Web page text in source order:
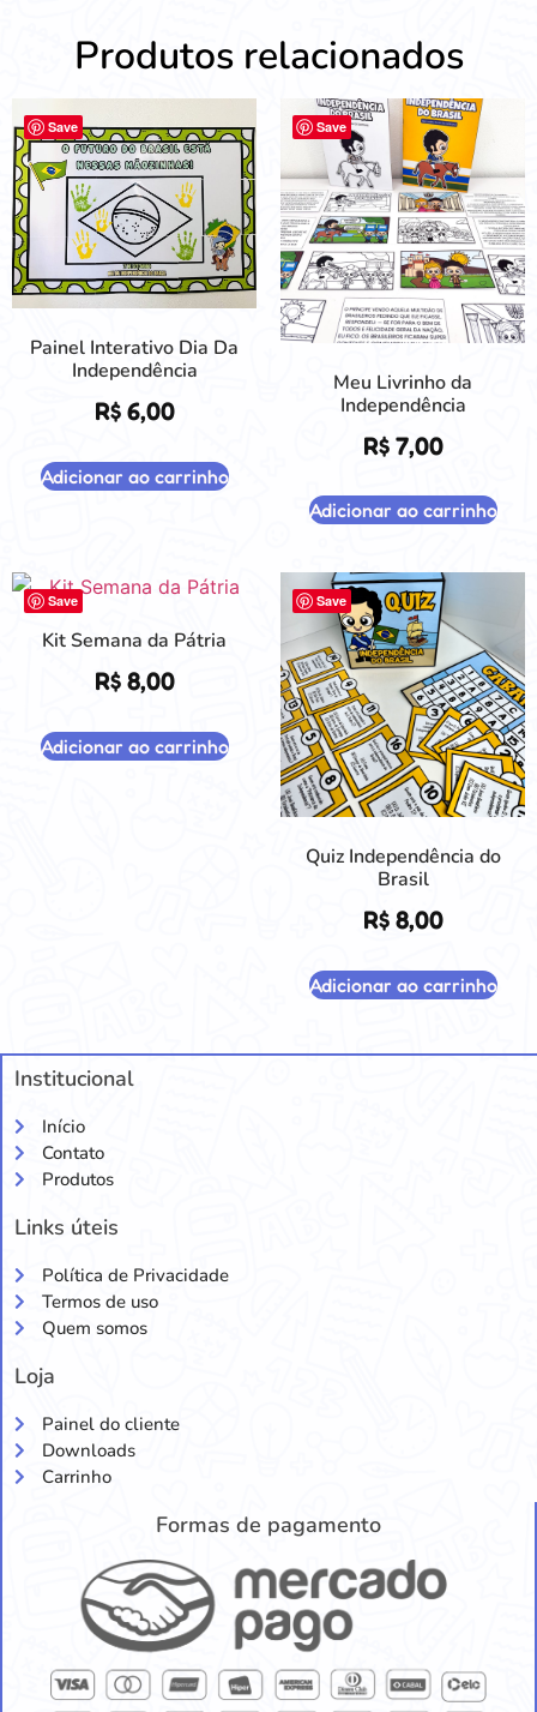
Produtos relacionados
Save
Painel Interativo Dia Da
Independência
R$6,00
Adicionar ao carrinho
Save
Meu Livrinho da
Independência
R$7,00
Adicionar ao carrinho
Save
Kit Semana da Pátria
R$8,00
Adicionar ao carrinho
Save
Quiz Independência do
Brasil
R$8,00
Adicionar ao carrinho
Institucional
Início
Contato
Produtos
Links úteis
Política de Privacidade
Termos de uso
Quem somos
Loja
Painel do cliente
Downloads
Carrinho
Formas de pagamento